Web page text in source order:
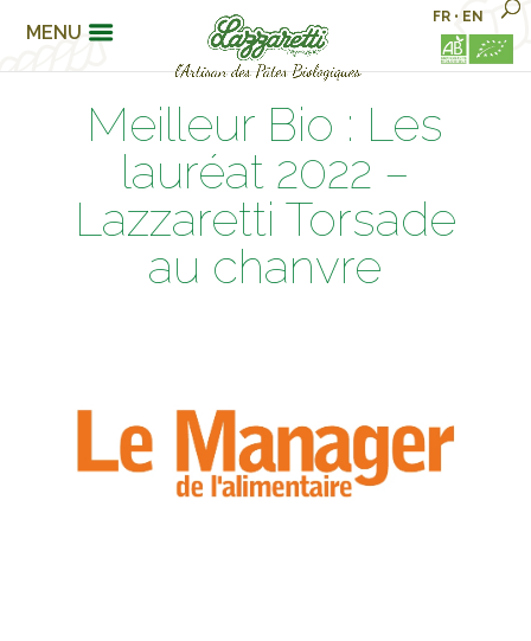
MENU
FR • EN
Meilleur Bio : Les
lauréat 2022 –
Lazzaretti Torsade
au chanvre